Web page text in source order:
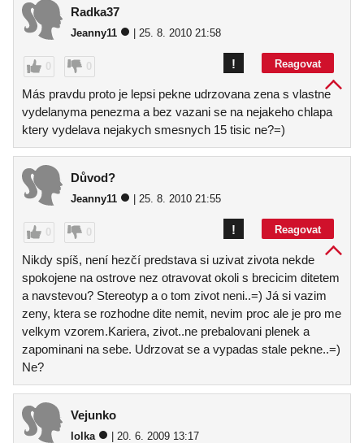
Radka37
Jeanny11 | 25. 8. 2010 21:58
0 0 Reagovat
!
Más pravdu proto je lepsi pekne udrzovana zena s vlastne
vydelanyma penezma a bez vazani se na nejakeho chlapa
ktery vydelava nejakych smesnych 15 tisic ne?=)
Důvod?
Jeanny11 | 25. 8. 2010 21:55
0 0 Reagovat
!
Nikdy spíš, není hezčí predstava si uzivat zivota nekde
spokojene na ostrove nez otravovat okoli s brecicim ditetem
a navstevou? Stereotyp a o tom zivot neni..=) Já si vazim
zeny, ktera se rozhodne dite nemit, nevim proc ale je pro me
velkym vzorem.Kariera, zivot..ne prebalovani plenek a
zapominani na sebe. Udrzovat se a vypadas stale pekne..=)
Ne?
Vejunko
lolka | 20. 6. 2009 13:17